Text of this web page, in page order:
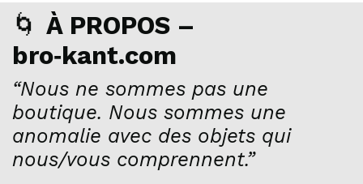
🌀 À PROPOS –
bro‑kant.com
“Nous ne sommes pas une
boutique. Nous sommes une
anomalie avec des objets qui
nous/vous comprennent.”